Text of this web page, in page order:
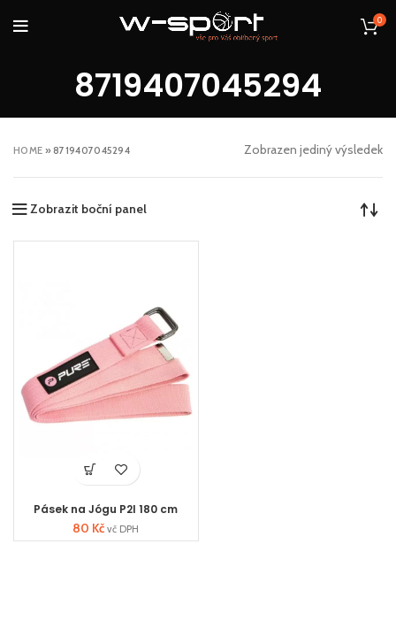
0
8719407045294
HOME »8719407045294 Zobrazen jediný výsledek
Zobrazit boční panel
Pásek na Jógu P2I 180 cm
80 Kč vč DPH